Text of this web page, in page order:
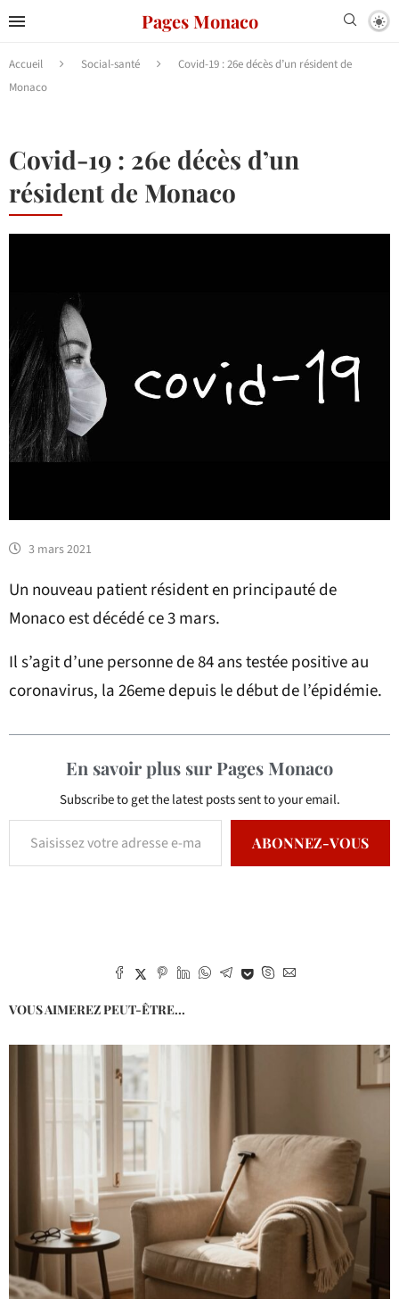
Pages Monaco
Accueil Social-santé
Covid-19 : 26e décès d’un résident de
Monaco
Covid-19 : 26e décès d’un
résident de Monaco
3 mars 2021
Un nouveau patient résident en principauté de
Monaco est décédé ce 3 mars.
Il s’agit d’une personne de 84 ans testée positive au
coronavirus, la 26eme depuis le début de l’épidémie.
En savoir plus sur Pages Monaco
Subscribe to get the latest posts sent to your email.
ABONNEZ-VOUS
VOUS AIMEREZ PEUT-ÊTRE...